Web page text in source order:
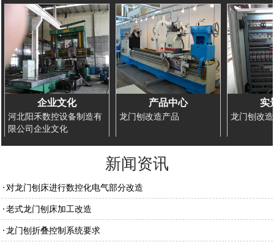
企业文化
河北阳禾数控设备制造有
限公司企业文化
产品中心
龙门刨改造产品
实
龙门刨改
新闻资讯
对龙门刨床进行数控化电气部分改造
老式龙门刨床加工改造
龙门刨折叠控制系统要求